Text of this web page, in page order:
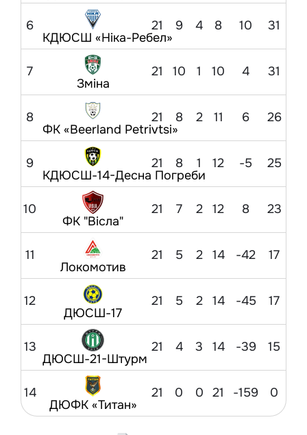
6
КДЮСШ «Ніка-Ребел»
21 9 4 8 10 31
7
Зміна
21 10 1 10 4 31
8
ФК «Beerland Petrivtsi»
21 8 2 11 6 26
9
КДЮСШ-14-Десна Погреби
21 8 1 12 -5 25
10
ФК "Вісла"
21 7 2 12 8 23
11
Локомотив
21 5 2 14 -42 17
12
ДЮСШ-17
21 5 2 14 -45 17
13
ДЮСШ-21-Штурм
21 4 3 14 -39 15
14
ДЮФК «Титан»
21 0 0 21 -159 0